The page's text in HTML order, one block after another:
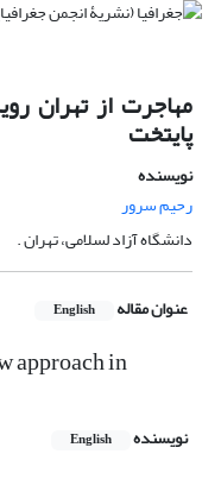
مهاجرت از تهران
پایتخت
نویسنده
رحیم سرور
دانشگاه آزاد لسلامی، تهران .
عنوان مقاله English
approach in
نویسنده English